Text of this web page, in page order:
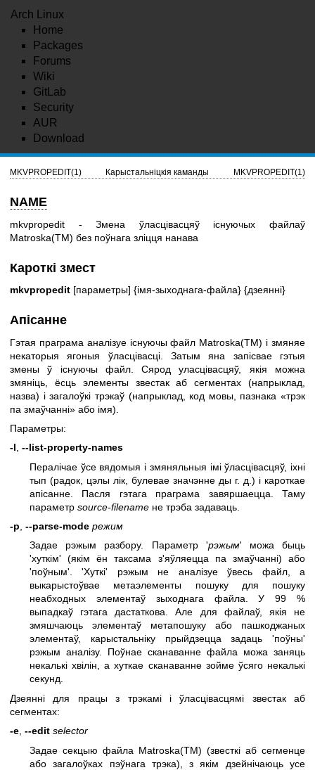
Arch Linux
Home
Packages
Forums
Wiki
GitLab
Security
AUR
Download
MKVPROPEDIT(1) Карыстальніцкія каманды MKVPROPEDIT(1)
NAME
mkvpropedit - Змена ўласцівасцяў існуючых файлаў
Matroska(TM) без поўнага зліцця нанава
Кароткі змест
mkvpropedit [параметры] {імя-зыходнага-файла} {дзеянні}
Апісанне
Гэтая праграма аналізуе існуючы файл Matroska(TM) і змяняе
некаторыя ягоныя ўласцівасці. Затым яна запісвае гэтыя
змены ў існуючы файл. Сярод уласцівасцяў, якія можна
змяніць, ёсць элементы звестак аб сегментах (напрыклад,
назва) і загалоўкі трэкаў (напрыклад, код мовы, пазнака «трэк
па змаўчанні» або імя).
Параметры:
-l, --list-property-names
Пералічае ўсе вядомыя і змяняльныя імі ўласцівасцяў, іхні
тып (радок, цэлы лік, булевае значэнне ды г. д.) і кароткае
апісанне. Пасля гэтага праграма завяршаецца. Таму
параметр source-filename не трэба задаваць.
-p --parse-mode режим
Задае рэжым разбору. Параметр 'рэжым' можа быць
'хуткім' (якім ён таксама з'яўляецца па змаўчанні) або
'поўным'. 'Хуткі' рэжым не аналізуе ўвесь файл, а
выкарыстоўвае метаэлементы пошуку для пошуку
неабходных элементаў зыходнага файла. У 99 %
выпадкаў гэтага дастаткова. Але для файлаў, якія не
змяшчаюць элементаў метапошуку або пашкоджаных
элементаў, карыстальніку прыйдзецца задаць 'поўны'
рэжым аналізу. Поўнае сканаванне файла можа заняць
некалькі хвілін, а хуткае сканаванне зойме ўсяго некалькі
секунд.
Дзеянні для працы з трэкамі і ўласцівасцямі звестак аб
сегментах:
-e, --edit selector
Задае секцыю файла Matroska(TM) (звесткі аб сегменце
або загалоўках пэўнага трэка), з якім дзейнічаюць усе